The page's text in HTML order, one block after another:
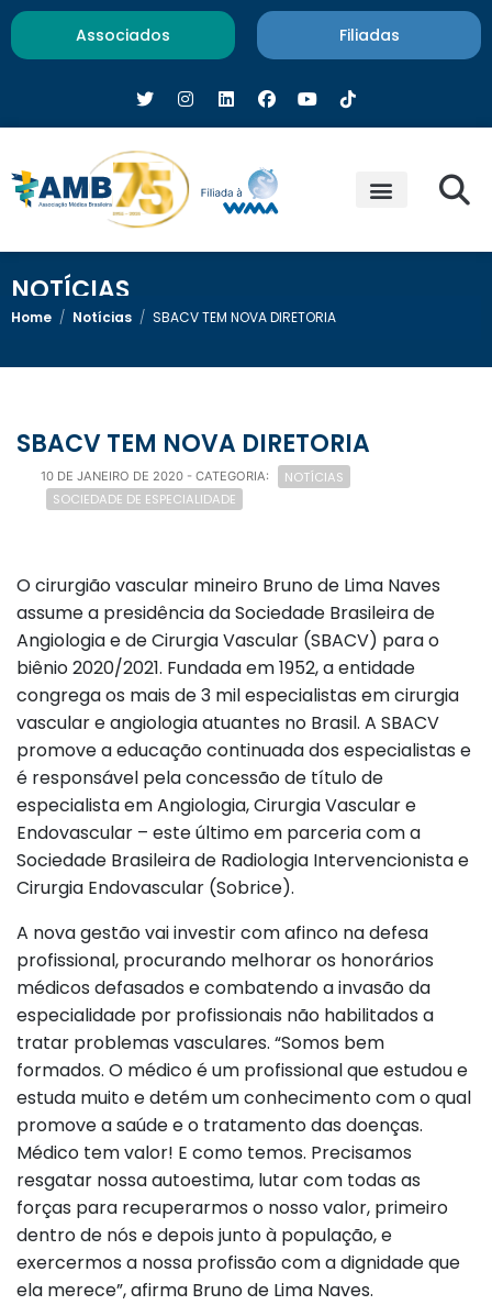
Associados Filiadas
NOTÍCIAS
Home / Notícias / SBACV TEM NOVA DIRETORIA
SBACV TEM NOVA DIRETORIA
10 DE JANEIRO DE 2020 - CATEGORIA:
NOTÍCIAS
SOCIEDADE DE ESPECIALIDADE
O cirurgião vascular mineiro Bruno de Lima Naves
assume a presidência da Sociedade Brasileira de
Angiologia e de Cirurgia Vascular (SBACV) para o
biênio 2020/2021. Fundada em 1952, a entidade
congrega os mais de 3 mil especialistas em cirurgia
vascular e angiologia atuantes no Brasil. A SBACV
promove a educação continuada dos especialistas e
é responsável pela concessão de título de
especialista em Angiologia, Cirurgia Vascular e
Endovascular – este último em parceria com a
Sociedade Brasileira de Radiologia Intervencionista e
Cirurgia Endovascular (Sobrice).
A nova gestão vai investir com afinco na defesa
profissional, procurando melhorar os honorários
médicos defasados e combatendo a invasão da
especialidade por profissionais não habilitados a
tratar problemas vasculares. “Somos bem
formados. O médico é um profissional que estudou e
estuda muito e detém um conhecimento com o qual
promove a saúde e o tratamento das doenças.
Médico tem valor! E como temos. Precisamos
resgatar nossa autoestima, lutar com todas as
forças para recuperarmos o nosso valor, primeiro
dentro de nós e depois junto à população, e
exercermos a nossa profissão com a dignidade que
ela merece”, afirma Bruno de Lima Naves.